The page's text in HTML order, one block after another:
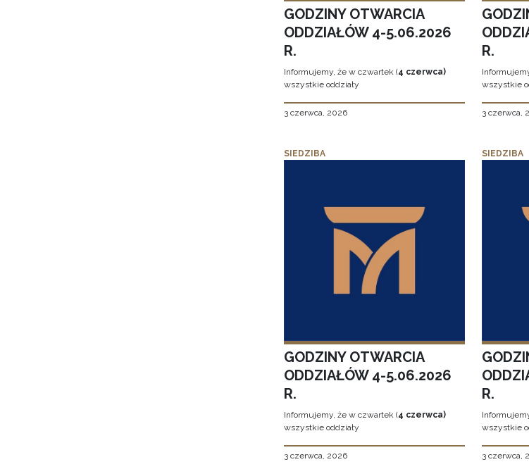
GODZINY OTWARCIA
ODDZIAŁÓW 4-5.06.2026
R.
Informujemy, że w czwartek (4 czerwca)
wszystkie oddziały
3 czerwca, 2026
R.
wszystkie
3 czerwca,
SIEDZIBA
GODZINY OTWARCIA
ODDZIAŁÓW 4-5.06.2026
R.
Informujemy, że w czwartek (4 czerwca)
wszystkie oddziały
3 czerwca, 2026
SIEDZIBA
R.
wszystkie
3 czerwca,